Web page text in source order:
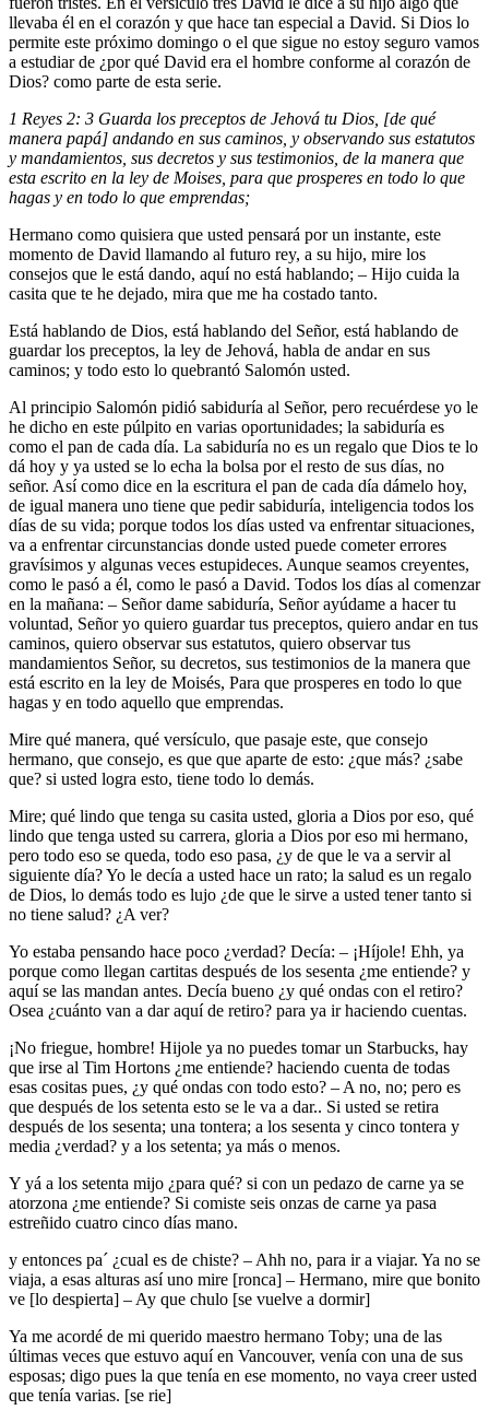
llevaba él en el corazón y que hace tan especial a David. Si Dios lo
permite este próximo domingo o el que sigue no estoy seguro vamos
a estudiar de ¿por qué David era el hombre conforme al corazón de
Dios? como parte de esta serie.
1 Reyes 2: 3 Guarda los preceptos de Jehová tu Dios, [de qué
manera papá] andando en sus caminos, y observando sus estatutos
y mandamientos, sus decretos y sus testimonios, de la manera que
esta escrito en la ley de Moises, para que prosperes en todo lo que
hagas y en todo lo que emprendas;
Hermano como quisiera que usted pensará por un instante, este
momento de David llamando al futuro rey, a su hijo, mire los
consejos que le está dando, aquí no está hablando; – Hijo cuida la
casita que te he dejado, mira que me ha costado tanto.
Está hablando de Dios, está hablando del Señor, está hablando de
guardar los preceptos, la ley de Jehová, habla de andar en sus
caminos; y todo esto lo quebrantó Salomón usted.
Al principio Salomón pidió sabiduría al Señor, pero recuérdese yo le
he dicho en este púlpito en varias oportunidades; la sabiduría es
como el pan de cada día. La sabiduría no es un regalo que Dios te lo
dá hoy y ya usted se lo echa la bolsa por el resto de sus días, no
señor. Así como dice en la escritura el pan de cada día dámelo hoy,
de igual manera uno tiene que pedir sabiduría, inteligencia todos los
días de su vida; porque todos los días usted va enfrentar situaciones,
va a enfrentar circunstancias donde usted puede cometer errores
gravísimos y algunas veces estupideces. Aunque seamos creyentes,
como le pasó a él, como le pasó a David. Todos los días al comenzar
en la mañana: – Señor dame sabiduría, Señor ayúdame a hacer tu
voluntad, Señor yo quiero guardar tus preceptos, quiero andar en tus
caminos, quiero observar sus estatutos, quiero observar tus
mandamientos Señor, su decretos, sus testimonios de la manera que
está escrito en la ley de Moisés, Para que prosperes en todo lo que
hagas y en todo aquello que emprendas.
Mire qué manera, qué versículo, que pasaje este, que consejo
hermano, que consejo, es que que aparte de esto: ¿que más? ¿sabe
que? si usted logra esto, tiene todo lo demás.
Mire; qué lindo que tenga su casita usted, gloria a Dios por eso, qué
lindo que tenga usted su carrera, gloria a Dios por eso mi hermano,
pero todo eso se queda, todo eso pasa, ¿y de que le va a servir al
siguiente día? Yo le decía a usted hace un rato; la salud es un regalo
de Dios, lo demás todo es lujo ¿de que le sirve a usted tener tanto si
no tiene salud? ¿A ver?
Yo estaba pensando hace poco ¿verdad? Decía: – ¡Híjole! Ehh, ya
porque como llegan cartitas después de los sesenta ¿me entiende? y
aquí se las mandan antes. Decía bueno ¿y qué ondas con el retiro?
Osea ¿cuánto van a dar aquí de retiro? para ya ir haciendo cuentas.
¡No friegue, hombre! Hijole ya no puedes tomar un Starbucks, hay
que irse al Tim Hortons ¿me entiende? haciendo cuenta de todas
esas cositas pues, ¿y qué ondas con todo esto? – A no, no; pero es
que después de los setenta esto se le va a dar.. Si usted se retira
después de los sesenta; una tontera; a los sesenta y cinco tontera y
media ¿verdad? y a los setenta; ya más o menos.
Y yá a los setenta mijo ¿para qué? si con un pedazo de carne ya se
atorzona ¿me entiende? Si comiste seis onzas de carne ya pasa
estreñido cuatro cinco días mano.
y entonces pa´ ¿cual es de chiste? – Ahh no, para ir a viajar. Ya no se
viaja, a esas alturas así uno mire [ronca] – Hermano, mire que bonito
ve [lo despierta] – Ay que chulo [se vuelve a dormir]
Ya me acordé de mi querido maestro hermano Toby; una de las
últimas veces que estuvo aquí en Vancouver, venía con una de sus
esposas; digo pues la que tenía en ese momento, no vaya creer usted
que tenía varias. [se rie]